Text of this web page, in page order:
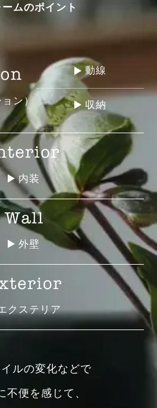
ームのポイント
ン）
動線
収納
内装
外壁
クステリア
ルの変化などで
不便を感じて、